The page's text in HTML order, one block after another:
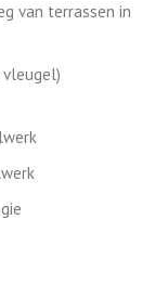
van terrassen in
vleugel)